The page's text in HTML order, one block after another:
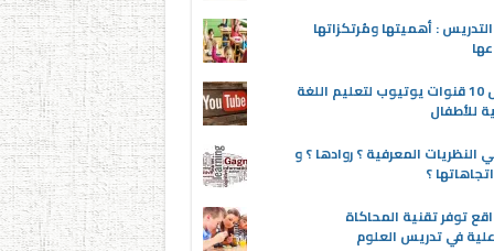
: أهميتها ومُرتكزاتها
أفضل 10 قنوات يوتيوب لتعليم اللغة
للأطفال
النظريات المعرفية ؟ روادها ؟ و
؟
توفر تقنية المحاكاة
في تدريس العلوم